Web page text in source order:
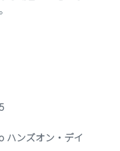
ハンズオン・デイ